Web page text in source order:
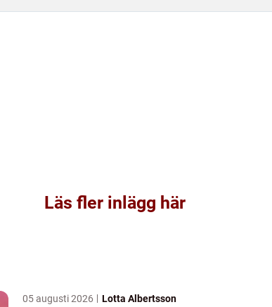
Läs fler inlägg här
05 augusti 2026 Lotta Albertsson